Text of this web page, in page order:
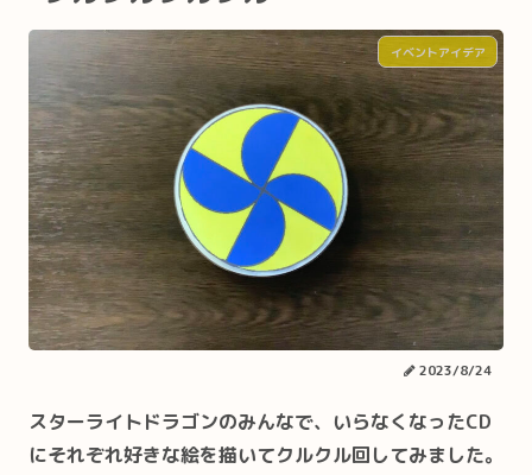
イベントアイデア
2023/8/24
スターライトドラゴンのみんなで、いらなくなったCD
にそれぞれ好きな絵を描いてクルクル回してみました｡